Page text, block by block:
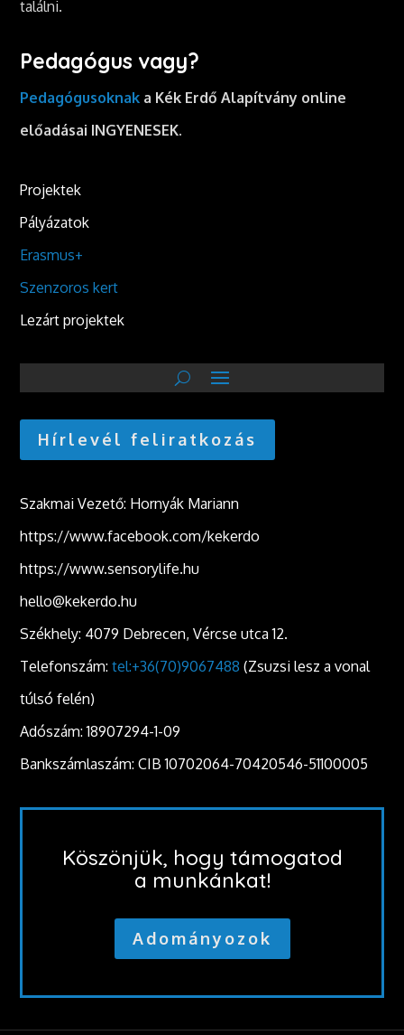
találni.
Pedagógus vagy?
Pedagógusoknak a Kék Erdő Alapítvány online
előadásai INGYENESEK.
Projektek
Pályázatok
Erasmus+
Szenzoros kert
Lezárt projektek
Hírlevél feliratkozás
Szakmai Vezető: Hornyák Mariann
https://www.facebook.com/kekerdo
https://www.sensorylife.hu
hello@kekerdo.hu
Székhely: 4079 Debrecen, Vércse utca 12.
Telefonszám:tel:+36(70)9067488 (Zsuzsi lesz a vonal
túlsó felén)
Adószám: 18907294-1-09
Bankszámlaszám: CIB 10702064-70420546-51100005
Köszönjük, hogy támogatod
a munkánkat!
Adományozok